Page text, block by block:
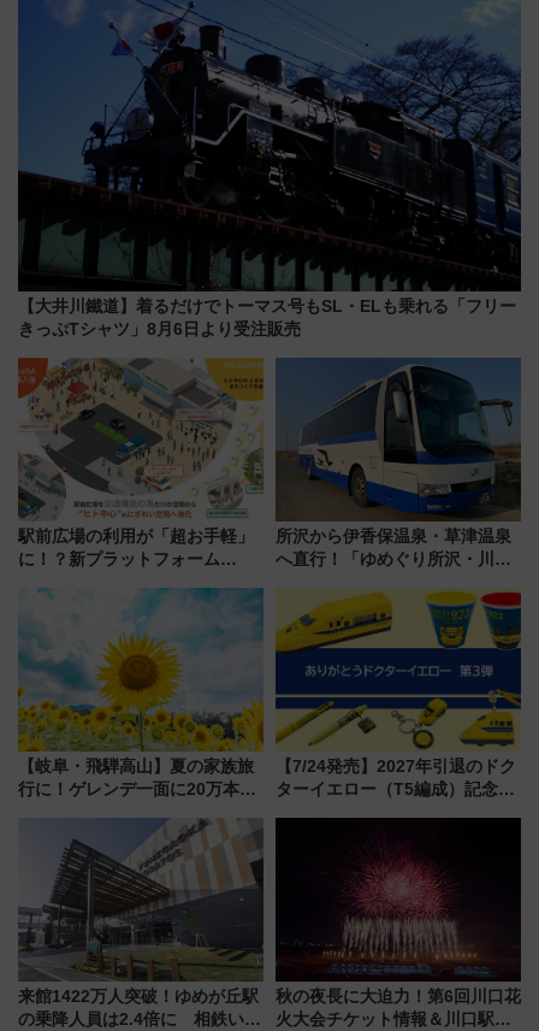
【大井川鐵道】着るだけでトーマス号もSL・ELも乗れる「フリー
きっぷTシャツ」8月6日より受注販売
駅前広場の利用が「超お手軽」
に！？新プラットフォーム
マホで簡単申請 物販や演奏会な
どに【JR東日本】
所沢から伊香保温泉・草津温泉
へ直行！「ゆめぐり所沢・川越
軽に 運行ダイヤ・運賃を解説
【岐阜・飛騨高山】夏の家族旅
行に！ゲレンデ一面に20万本の
アひまわり園」開園
【7/24発売】2027年引退のドク
ターイエロー（T5編成）記念グ
送の目覚まし時計など通販・販
売店舗まとめ
来館1422万人突破！ゆめが丘駅
の乗降人員は2.4倍に 相鉄いず
秋の夜長に大迫力！第6回川口花
火大会チケット情報＆川口駅か